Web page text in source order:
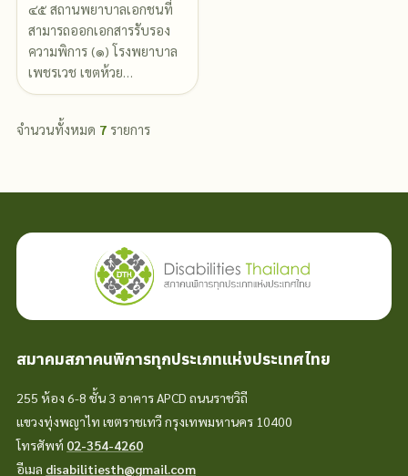
๔๕ สถานพยาบาลเอกชนที่
สามารถออกเอกสารรับรอง
ความพิการ (๑) โรงพยาบาล
เพชรเวช เขตห้วย…
จำนวนทั้งหมด 7 รายการ
สมาคมสภาคนพิการทุกประเภทแห่งประเทศไทย
255 ห้อง 6-8 ชั้น 3 อาคาร APCD ถนนราชวิถี
แขวงทุ่งพญาไท เขตราชเทวี กรุงเทพมหานคร 10400
โทรศัพท์ 02-354-4260
อีเมล disabilitiesth@gmail.com